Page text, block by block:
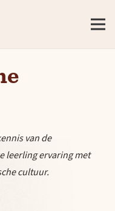
van de
leerling ervaring met
cultuur.